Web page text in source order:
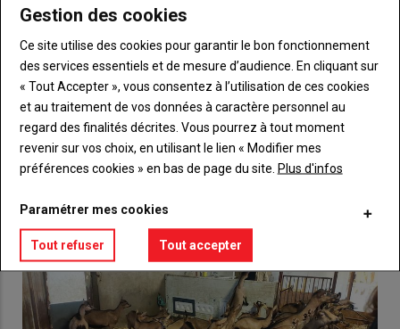
BodyChoisissez votre formule et créez votre
compte pour accéder à tout {nom-site}.
Lien Créez un compte
VOUS AIMEREZ AUSSI
Gestion des cookies
Ce site utilise des cookies pour garantir le bon fonctionnement
des services essentiels et de mesure d’audience. En cliquant sur
« Tout Accepter », vous consentez à l’utilisation de ces cookies
et au traitement de vos données à caractère personnel au
regard des finalités décrites. Vous pourrez à tout moment
revenir sur vos choix, en utilisant le lien « Modifier mes
préférences cookies » en bas de page du site. Plus d'infos
Paramétrer mes cookies
Tout refuser Tout accepter